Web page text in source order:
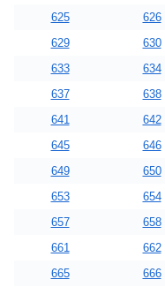
625
626
629
630
633
634
637
638
641
642
645
646
649
650
653
654
657
658
661
662
665
666